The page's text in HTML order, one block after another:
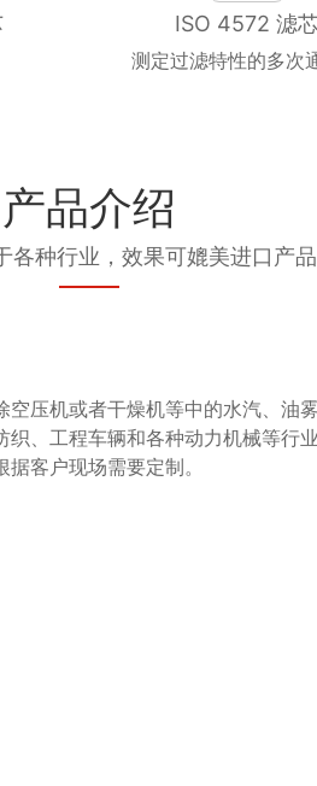
ISO 4572 滤
测定过滤特性的多次
产品介绍
各种行业，效果可媲美进口产品
压机或者干燥机等中的水汽、油
、工程车辆和各种动力机械等行业
客户现场需要定制。